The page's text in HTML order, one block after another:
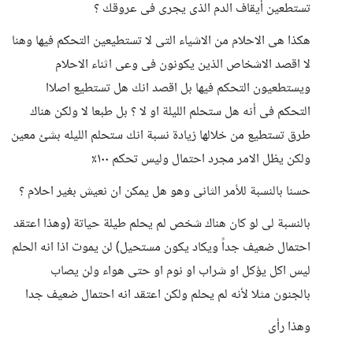
تستطعين أيقاف الدم الذى يجرى فى عروقك ؟
هكذا هى الاحلام من الاشياء التى لا تستطيعين التحكم فيها وهنا
لا اقصد الاشخاص الذين يكونون فى وعى اثناء الاحلام
ويستطعيون التحكم فيها بل اقصد انك هل تستطيع اصلاا
التحكم فى أنه هل ستحلم الليلة او لا ؟ بل طبعا لا ولكن هناك
طرق تستطيع من خلالها زيادة نسبة انك ستحلم الليله بشئ معين
ولكن يظل الامر مجرد احتمال وليس تحكم ١٠٠٪
حسنا بالنسبة للأمر الثانى وهو هل يمكن ان نعيش بغير احلام ؟
بالنسبة لى لو كان هناك شخص لم يحلم طيلة حياتة (وهذا اعتقد
احتمال ضعيف جداً ويكاد يكون مستحيل) لن يموت اذا انه الحلم
ليس اكل يؤكل او شراب او نوم او حتى هواء ولن يصاب
بالجنون مثلا لأنه لم يحلم ولكن اعتقد انه احتمال ضعيف جدا
وهذا رأى